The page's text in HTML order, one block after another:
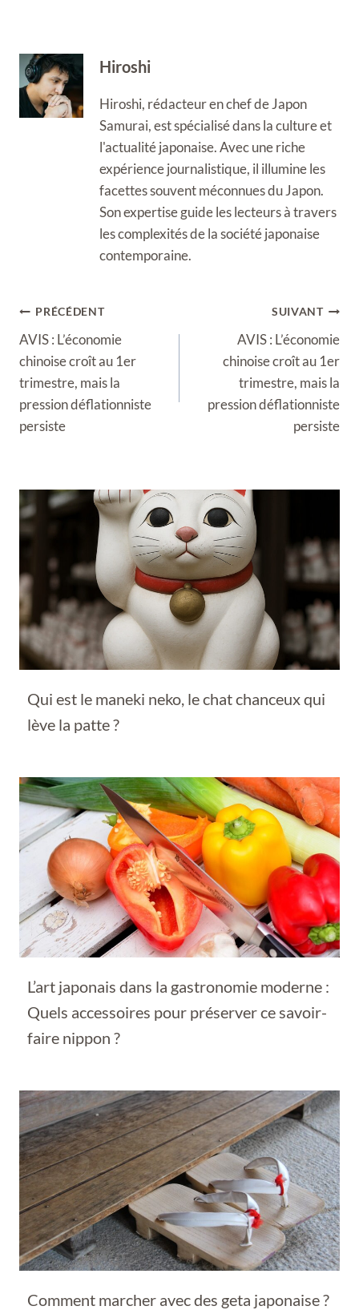
Hiroshi
Hiroshi, rédacteur en chef de Japon
Samurai, est spécialisé dans la culture et
l'actualité japonaise. Avec une riche
expérience journalistique, il illumine les
facettes souvent méconnues du Japon.
Son expertise guide les lecteurs à travers
les complexités de la société japonaise
contemporaine.
Navigation
de
l’article
PRÉCÉDENT
AVIS : L’économie
chinoise croît au 1er
trimestre, mais la
pression déflationniste
persiste
SUIVANT
AVIS : L’économie
chinoise croît au 1er
trimestre, mais la
pression déflationniste
persiste
Qui est le maneki neko, le chat chanceux qui
lève la patte ?
L’art japonais dans la gastronomie moderne :
Quels accessoires pour préserver ce savoir-
faire nippon ?
Comment marcher avec des geta japonaise ?